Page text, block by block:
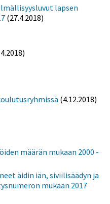
lapsen
(27.4.2018)
(4.12.2018)
määrän mukaan 2000 -
äidin iän, siviilisäädyn ja
mukaan 2017